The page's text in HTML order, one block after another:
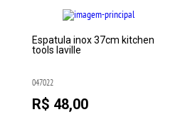
Espatula inox 37cm kitchen
tools laville
047022
R$ 48,00